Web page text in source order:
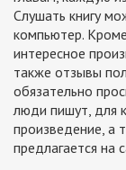
Слушать книгу
компьютер.
интересное
также отзывы
обязательно
люди пишут, для
произведение, а
предлагается на